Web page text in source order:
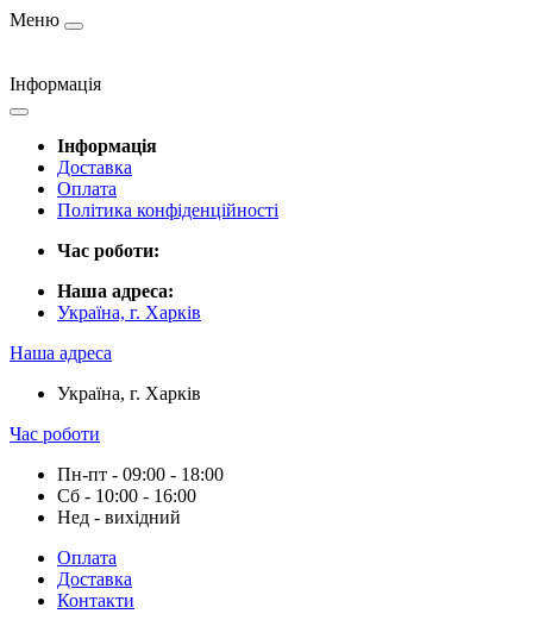
Меню
Інформація
Інформація
Доставка
Оплата
Політика конфіденційності
Час роботи:
Наша адреса:
Україна, г. Харків
Наша адреса
Україна, г. Харків
Час роботи
Пн-пт - 09:00 - 18:00
Сб - 10:00 - 16:00
Нед - вихідний
Оплата
Доставка
Контакти